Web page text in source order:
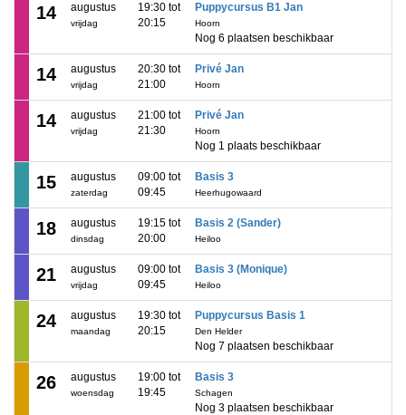
14 augustus
vrijdag
19:30 tot
20:15
Puppycursus B1 Jan
Hoorn
Nog 6 plaatsen beschikbaar
14 augustus
vrijdag
20:30 tot
21:00
Privé Jan
Hoorn
14 augustus
vrijdag
21:00 tot
21:30
Privé Jan
Hoorn
Nog 1 plaats beschikbaar
15 augustus
zaterdag
09:00 tot
09:45
Basis 3
Heerhugowaard
18 augustus
dinsdag
19:15 tot
20:00
Basis 2 (Sander)
Heiloo
21 augustus
vrijdag
09:00 tot
09:45
Basis 3 (Monique)
Heiloo
24 augustus
maandag
19:30 tot
20:15
Puppycursus Basis 1
Den Helder
Nog 7 plaatsen beschikbaar
26 augustus
woensdag
19:00 tot
19:45
Basis 3
Schagen
Nog 3 plaatsen beschikbaar